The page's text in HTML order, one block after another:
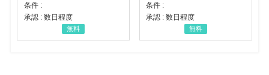
条件 :
承認 : 数日程度
無料
条件 :
承認 : 数日程度
無料